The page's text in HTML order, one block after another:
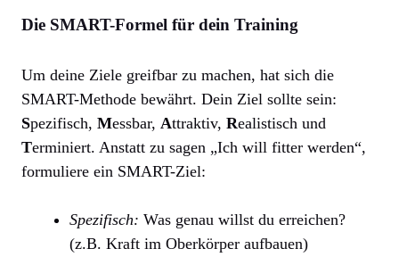
Die SMART-Formel für dein Training
Um deine Ziele greifbar zu machen, hat sich die
SMART-Methode bewährt. Dein Ziel sollte sein:
Spezifisch, Messbar, Attraktiv, Realistisch und
Terminiert. Anstatt zu sagen „Ich will fitter werden“,
formuliere ein SMART-Ziel:
Spezifisch: Was genau willst du erreichen?
(z.B. Kraft im Oberkörper aufbauen)